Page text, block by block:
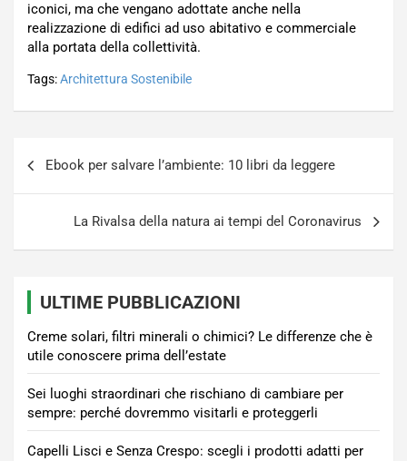
iconici, ma che vengano adottate anche nella
realizzazione di edifici ad uso abitativo e commerciale
alla portata della collettività.
Tags:Architettura Sostenibile
Ebook per salvare l’ambiente: 10 libri da leggere
La Rivalsa della natura ai tempi del Coronavirus
ULTIME PUBBLICAZIONI
Creme solari, filtri minerali o chimici? Le differenze che è
utile conoscere prima dell’estate
Sei luoghi straordinari che rischiano di cambiare per
sempre: perché dovremmo visitarli e proteggerli
Capelli Lisci e Senza Crespo: scegli i prodotti adatti per